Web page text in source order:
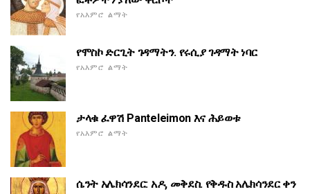
የአእምሮ ልማት
የሞስኮ ድርጊት ገዳማትን. የሩሲያ ገዳማት ነባር
የአእምሮ ልማት
ታላቁ ፈዋሽ Panteleimon እና ሕይወቱ
የአእምሮ ልማት
ሴንት አሌክሳንደር: አዶ, መቅደስ. የቅዱስ አሌክሳንደር ቀን